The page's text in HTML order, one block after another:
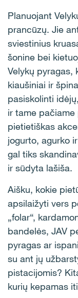
Planuojant
prancūzų. Jie
sviestinius
šonine bei
Velykų pyragas,
kiaušiniai ir
pasiskolinti
ir tame pačiame
pietietiškas
jogurto, agurko
gal tiks
ir sūdyta lašiša.
Aišku, kokie
apsilaižyti vers
„folar“,
bandelės, JAV
pyragas ar
su ant jų
pistacijomis?
kurių kepamas